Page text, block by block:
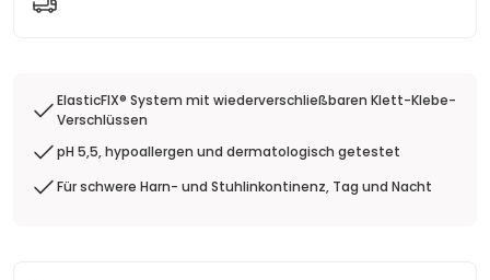
ElasticFIX® System mit wiederverschließbaren Klett-Klebe-
Verschlüssen
pH 5,5, hypoallergen und dermatologisch getestet
Für schwere Harn- und Stuhlinkontinenz, Tag und Nacht